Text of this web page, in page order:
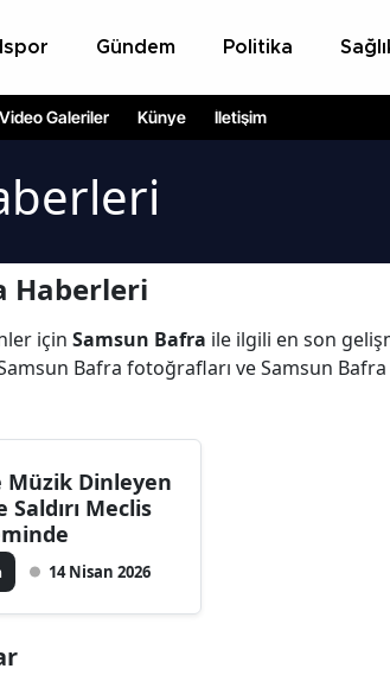
Gündem Politika
Video Galeriler Künye İletişim
Haberleri
için Samsun Bafra ile ilgili en son
Bafra fotoğrafları ve Samsun
Müzik Dinleyen
Saldırı Meclis
14 Nisan 2026